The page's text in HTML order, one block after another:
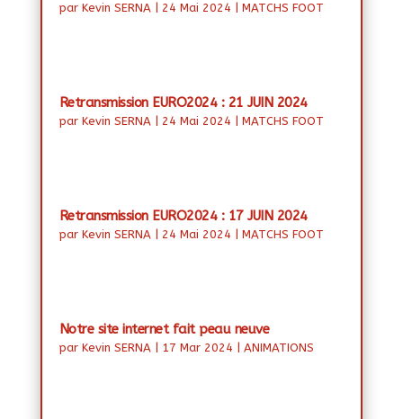
par Kevin SERNA| 24 Mai 2024 MATCHS FOOT
Retransmission EURO2024 : 21 JUIN 2024
par Kevin SERNA| 24 Mai 2024 MATCHS FOOT
Retransmission EURO2024 : 17 JUIN 2024
par Kevin SERNA 24 Mai 2024 MATCHS FOOT
Notre site internet fait peau neuve
par Kevin SERNA | 17 Mar 2024 | ANIMATIONS